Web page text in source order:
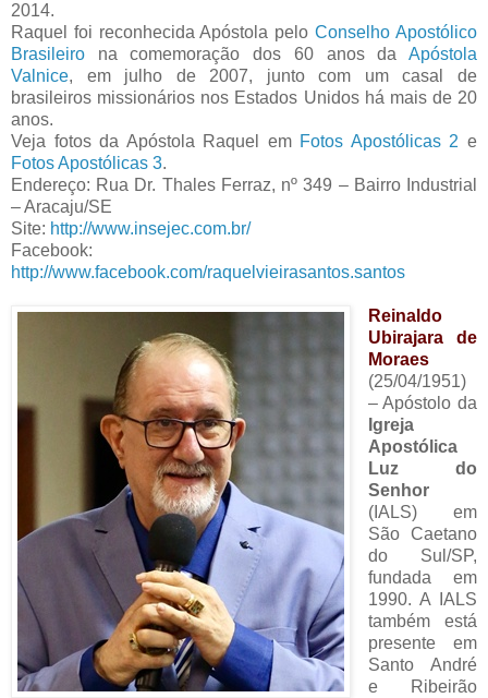
2014.
Raquel foi reconhecida Apóstola peloConselho Apostólico
Brasileiro na comemoração dos 60 anos da Apóstola
Valnice, em julho de 2007, junto com um casal de
brasileiros missionários nos Estados Unidos há mais de 20
anos.
Veja fotos da Apóstola Raquel em Fotos Apostólicas 2 e
Fotos Apostólicas 3.
Endereço: Rua Dr. Thales Ferraz, nº 349 – Bairro Industrial
– Aracaju/SE
Site: http://www.insejec.com.br/
Facebook:
http://www.facebook.com/raquelvieirasantos.santos
Reinaldo
Ubirajara de
Moraes
(25/04/1951)
– Apóstolo da
Igreja
Apostólica
Luz do
Senhor
(IALS) em
São Caetano
do Sul/SP,
fundada em
1990. A IALS
também está
presente em
Santo André
e Ribeirão